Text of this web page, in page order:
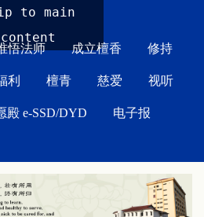
to main
content
悟法师 成立檀香 修持
利 檀青 慈爱 视听
殿 e-SSD/DYD 电子报